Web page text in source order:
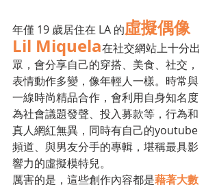
年僅 19 歲居住在 LA 的虛擬偶像
Lil Miquela在社交網站上十分出
眾，會分享自己的穿搭、美食、社交，
表情動作多變，像年輕人一樣。時常與
一線時尚精品合作，會利用自身知名度
為社會議題發聲、投入募款等，行為和
真人網紅無異，同時有自己的youtube
頻道、與男友分手的專輯，堪稱最具影
響力的虛擬模特兒。
厲害的是，這些創作內容都是藉著大數